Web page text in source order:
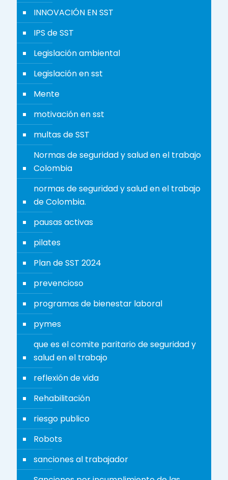
INNOVACIÓN EN SST
IPS de SST
Legislación ambiental
Legislación en sst
Mente
motivación en sst
multas de SST
Normas de seguridad y salud en el trabajo
Colombia
normas de seguridad y salud en el trabajo
de Colombia.
pausas activas
pilates
Plan de SST 2024
prevencioso
programas de bienestar laboral
pymes
que es el comite paritario de seguridad y
salud en el trabajo
reflexión de vida
Rehabilitación
riesgo publico
Robots
sanciones al trabajador